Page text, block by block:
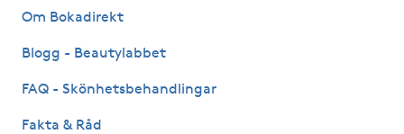
Hårförlängning
Hårvård
Om Bokadirekt
Blogg - Beautylabbet
FAQ - Skönhetsbehandlingar
Fakta & Råd